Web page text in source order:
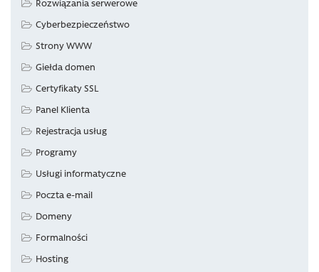
Cyberbezpieczeństwo
Strony WWW
Giełda domen
Certyfikaty SSL
Panel Klienta
Rejestracja usług
Programy
Usługi informatyczne
Poczta e-mail
Domeny
Formalności
Hosting